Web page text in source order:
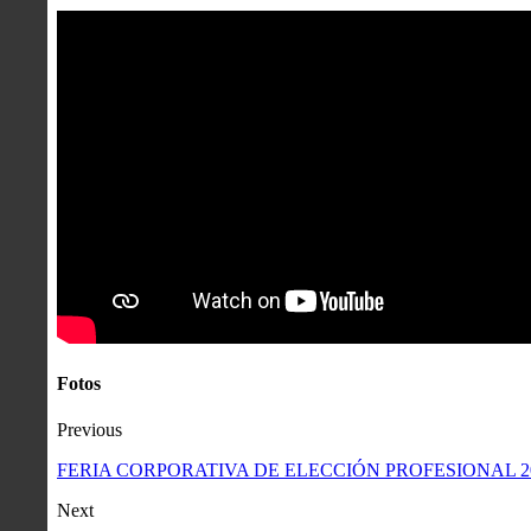
Fotos
Previous
FERIA CORPORATIVA DE ELECCIÓN PROFESIONAL
Next